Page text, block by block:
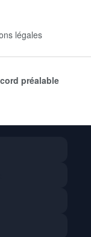
légales
préalable